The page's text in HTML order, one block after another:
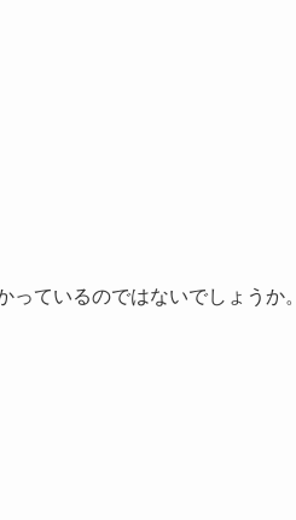
ているのではないでしょうか。